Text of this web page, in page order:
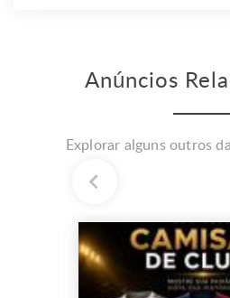
Anúncios
Explorar alguns outros